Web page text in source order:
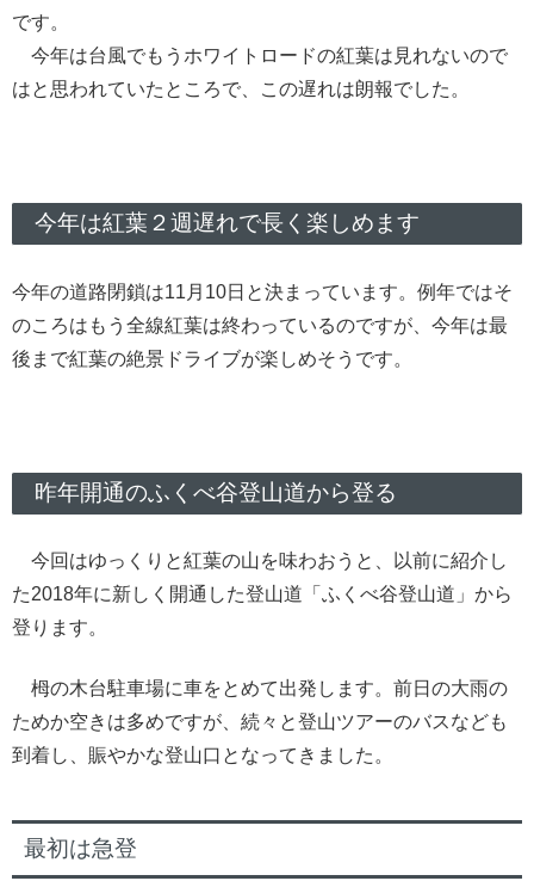
です。
今年は台風でもうホワイトロードの紅葉は見れないので
はと思われていたところで、この遅れは朗報でした。
今年は紅葉２週遅れで長く楽しめます
今年の道路閉鎖は11月10日と決まっています。例年ではそ
のころはもう全線紅葉は終わっているのですが、今年は最
後まで紅葉の絶景ドライブが楽しめそうです。
昨年開通のふくべ谷登山道から登る
今回はゆっくりと紅葉の山を味わおうと、以前に紹介し
た2018年に新しく開通した登山道「ふくべ谷登山道」から
登ります。
栂の木台駐車場に車をとめて出発します。前日の大雨の
ためか空きは多めですが、続々と登山ツアーのバスなども
到着し、賑やかな登山口となってきました。
最初は急登